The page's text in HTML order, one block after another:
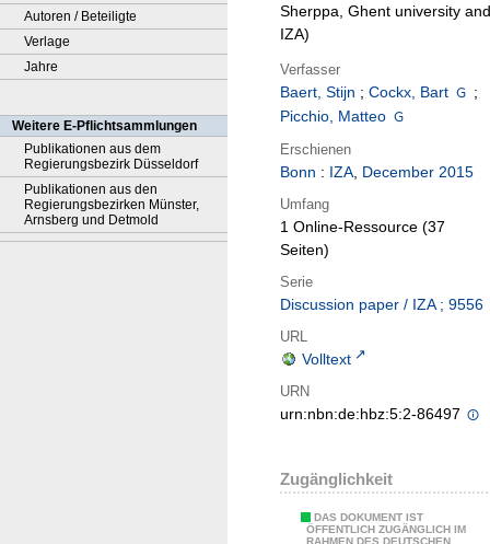
Autoren / Beteiligte
Verlage
Jahre
Weitere E-Pflichtsammlungen
Publikationen aus dem
Regierungsbezirk Düsseldorf
Publikationen aus den
Regierungsbezirken Münster,
Arnsberg und Detmold
Sherppa, Ghent university and
IZA)
Verfasser
Baert, Stijn ; Cockx, Bart
;
Picchio, Matteo
Erschienen
Bonn : IZA, December 2015
Umfang
1 Online-Ressource (37
Seiten)
Serie
Discussion paper / IZA ; 9556
URL
Volltext
URN
urn:nbn:de:hbz:5:2-86497
Zugänglichkeit
DAS DOKUMENT IST
ÖFFENTLICH ZUGÄNGLICH IM